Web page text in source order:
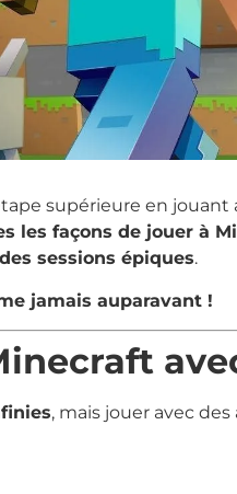
supérieure en
les façons de jouer à
sessions épiques.
jamais auparavant !
, mais jouer avec